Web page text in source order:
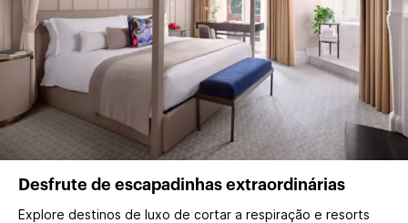
Desfrute de escapadinhas extraordinárias
Explore destinos de luxo de cortar a respiração e resorts